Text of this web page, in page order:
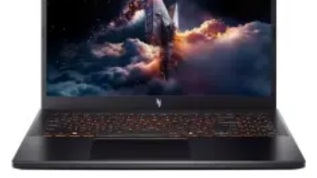
вам долгие годы при соблюдении правил
эксплуатации и хранения.
Гарантия от производителя